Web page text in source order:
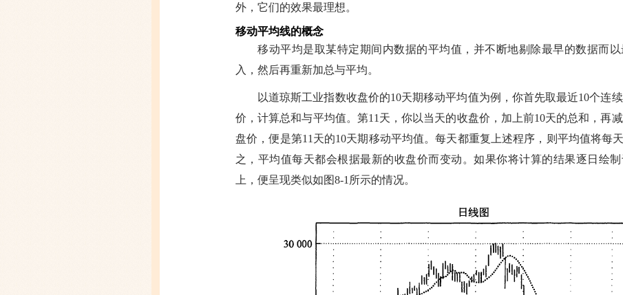
外，它们的效果最理想。
移动平均线的概念
移动平均是取某特定期间内数据的平均值，并不断地剔除最早的数据而
入，然后再重新加总与平均。
以道琼斯工业指数收盘价的10天期移动平均值为例，你首先取最近10个连
价，计算总和与平均值。第11天，你以当天的收盘价，加上前10天的总和，再
盘价，便是第11天的10天期移动平均值。每天都重复上述程序，则平均值将每
之，平均值每天都会根据最新的收盘价而变动。如果你将计算的结果逐日绘制
上，便呈现类似如图8-1所示的情况。